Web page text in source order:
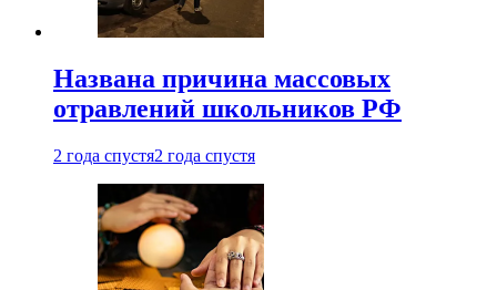
Названа причина массовых
отравлений школьников РФ
2 года спустя2 года спустя